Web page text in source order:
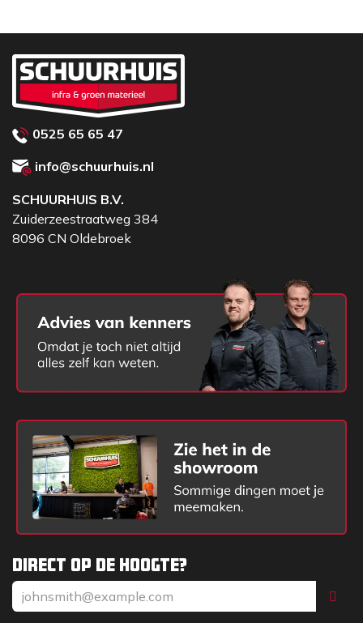
Direct op de hoogte?
0525 65 65 47
info@schuurhuis.nl
SCHUURHUIS B.V.
Zuiderzeestraatweg 384
8096 CN Oldebroek